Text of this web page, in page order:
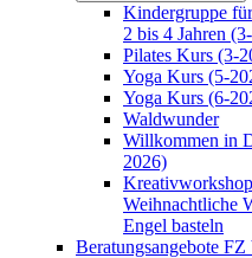
Kindergruppe
2 bis 4 Jahren
Pilates Kurs (3-
Yoga Kurs (5-
Yoga Kurs (6-
Waldwunder
Willkommen in
2026)
Weihnachtliche
Engel basteln
Beratungsangebote FZ